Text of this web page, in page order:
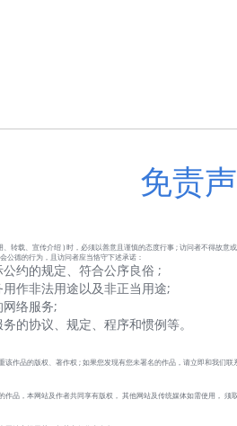
免责
转载、宣传介绍 ) 时，必须以善意且谨慎的态度行事 ; 访问者不得故意
公德的行为，且访问者应当恪守下述承诺：
约的规定、符合公序良俗 ;
作非法用途以及非正当用途;
络服务;
的协议、规定、程序和惯例等。
作品的版权、著作权 ; 如果您发现有您未署名的作品，请立即和我们联
品，本网站及作者共同享有版权， 其他网站及传统媒体如需使用， 须